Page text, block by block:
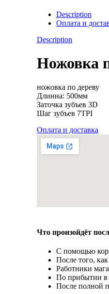
Description
Оплата и
Description
Ножовка
ножовка по дереву
Длинна: 500мм
Заточка зубъев 3D
Шаг зубъев 7TPI
Оплата и доставка
Что произойдёт
С помощью
После того,
Работники
По прибытии в
После полной